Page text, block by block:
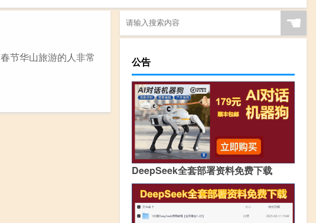
节华山旅游的人非常
☚
公告
DeepSeek全套部署资料免费下载